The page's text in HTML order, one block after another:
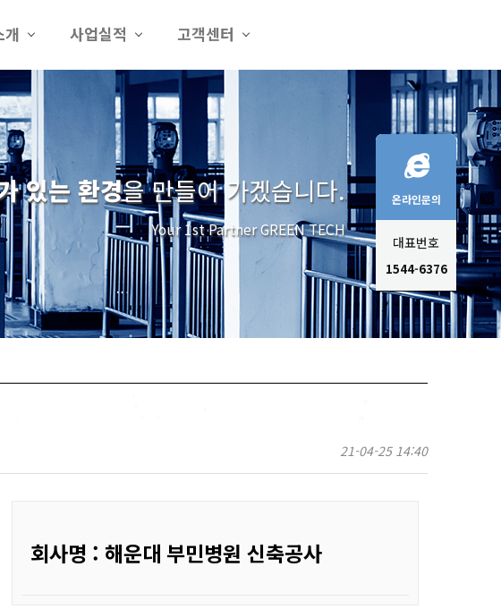
개 사업실적 고객센터
온라인문의
대표번호
1544-6376
있는 환경을 만들어 가겠습니다.
Your 1st Partner GREEN TECH
21-04-25 14:40
회사명 : 해운대 부민병원 신축공사